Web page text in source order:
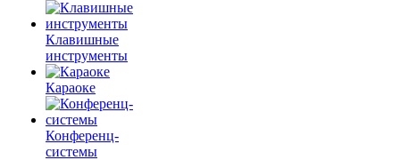
Клавишные
инструменты
Караоке
Конференц-
системы